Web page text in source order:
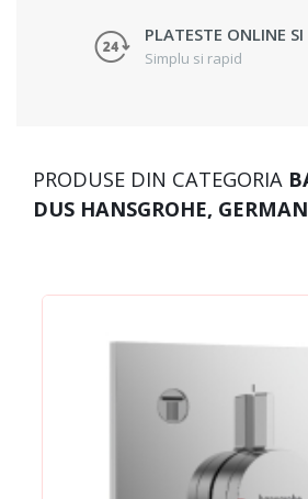
PLATESTE ONLINE
Simplu si rapid
PRODUSE DIN CATEGORIA
DUS HANSGROHE,